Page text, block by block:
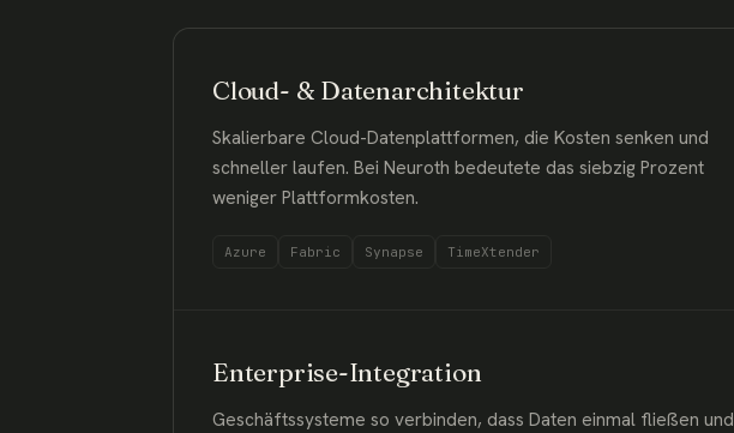
Cloud- & Datenarchitektur
Skalierbare Cloud-Datenplattformen, die Kosten senken und
schneller laufen. Bei Neuroth bedeutete das siebzig Prozent
weniger Plattformkosten.
Azure Fabric Synapse TimeXtender
Enterprise-Integration
Geschäftssysteme so verbinden, dass Daten einmal fließen und